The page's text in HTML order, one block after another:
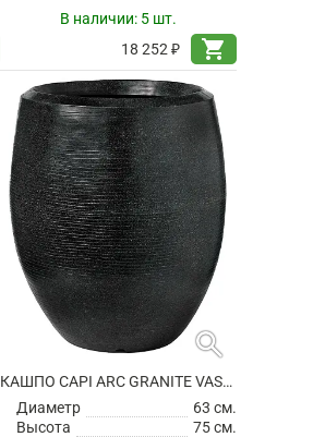
В наличии: 5 шт.
18 252 ₽
shopping_cart
search
КАШПО CAPI ARC GRANITE VASE ELEGANT DELUXE BLACK
Диаметр
63 см.
Высота
75 см.